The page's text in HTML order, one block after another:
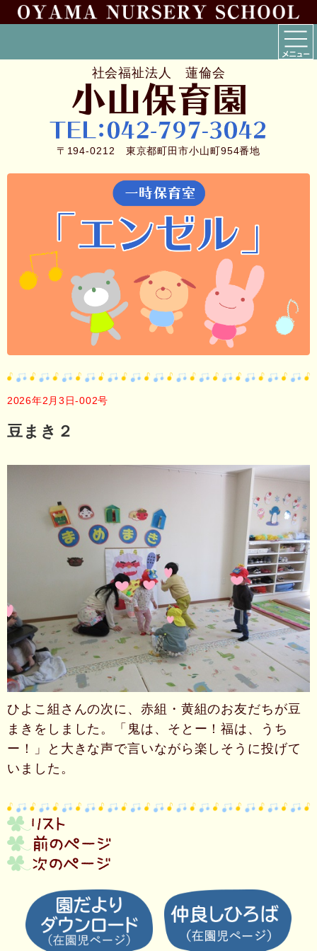
社会福祉法人 蓮倫会
〒194-0212 東京都町田市小山町954番地
2026年2月3日-002号
豆まき２
ひよこ組さんの次に、赤組・黄組のお友だちが豆
まきをしました。「鬼は、そとー！福は、うち
ー！」と大きな声で言いながら楽しそうに投げて
いました。